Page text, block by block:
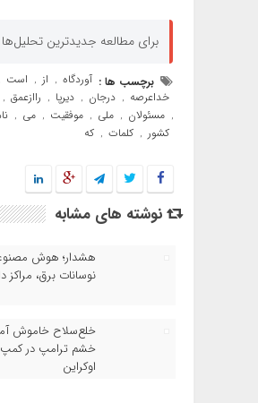
برای مطالعه جدیدترین
برچسب ها : آوردگاه , از , است
خداعرصه , درجان , دیرپا , راازعمق ,
, مسئولان , ملی , موفقیت , می ,
کشور , کلمات , که
نوشته های مشابه
هشدار؛ هوش
نوسانات برق، مراکز
خلع‌سلاح خاموش
خشم ترامپ در کمپ
اوکراین